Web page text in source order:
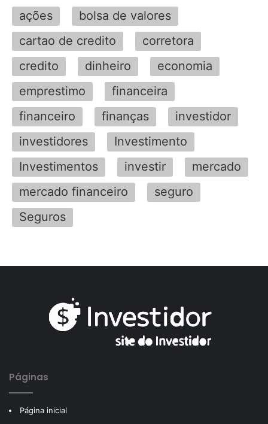
ações
bolsa de valores
cartao de credito
corretora
credito
dinheiro
economia
emprestimo
financeira
financeiro
finanças
investidor
investidores
Investimento
Investimentos
investir
mercado
mercado financeiro
seguro
Seguros
Páginas
Página inicial